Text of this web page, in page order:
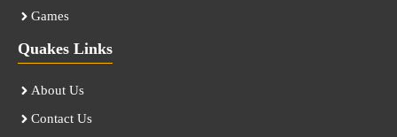
Games
Quakes Links
About Us
Contact Us